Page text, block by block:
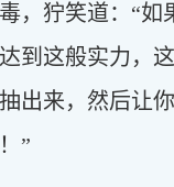
，狞笑道：“如
到这般实力，
出来，然后让
”